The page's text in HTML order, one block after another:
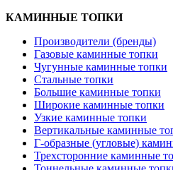
КАМИННЫЕ ТОПКИ
Производители (бренды)
Газовые каминные топки
Чугунные каминные топки
Стальные топки
Большие каминные топки
Широкие каминные топки
Узкие каминные топки
Вертикальные каминные
Г-образные (угловые)
Трехсторонние каминные